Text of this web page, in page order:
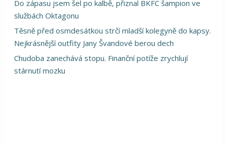
Do zápasu jsem šel po kalbě, přiznal BKFC šampion ve
službách Oktagonu
Těsně před osmdesátkou strčí mladší kolegyně do kapsy.
Nejkrásnější outfity Jany Švandové berou dech
Chudoba zanechává stopu. Finanční potíže zrychlují
stárnutí mozku